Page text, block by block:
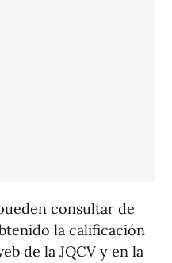
consultar de
la calificación
de la JQCV y en la